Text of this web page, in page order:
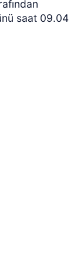
saat 09.04